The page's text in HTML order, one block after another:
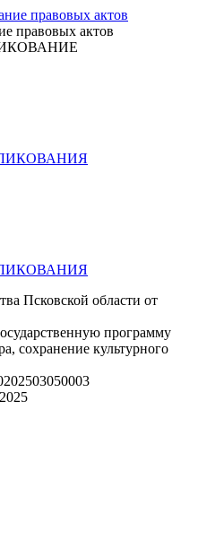
правовых актов
Псковской области от
программу
сохранение культурного